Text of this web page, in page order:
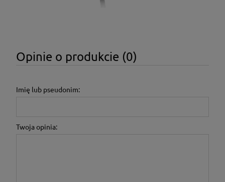
Opinie o produkcie (0)
Imię lub pseudonim:
Twoja opinia: